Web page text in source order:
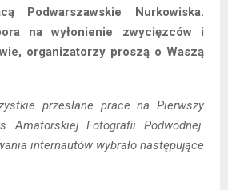
Podwarszawskie Nurkowiska.
na wyłonienie zwycięzców i
organizatorzy proszą o Waszą
przesłane prace na Pierwszy
Amatorskiej Fotografii Podwodnej.
internautów wybrało następujące